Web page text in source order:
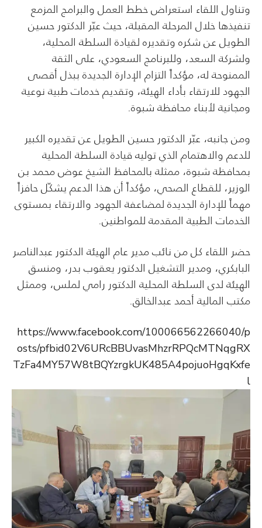
وتناول اللقاء استعراض خطط العمل والبرامج المزمع
تنفيذها خلال المرحلة المقبلة، حيث عبّر الدكتور حسين
الطويل عن شكره وتقديره لقيادة السلطة المحلية،
ولشركة السعد، وللبرنامج السعودي، على الثقة
الممنوحة له، مؤكداً التزام الإدارة الجديدة ببذل أقصى
الجهود للارتقاء بأداء الهيئة، وتقديم خدمات طبية نوعية
ومجانية لأبناء محافظة شبوة.
ومن جانبه، عبّر الدكتور حسين الطويل عن تقديره الكبير
للدعم والاهتمام الذي توليه قيادة السلطة المحلية
بمحافظة شبوة، ممثلة بالمحافظ الشيخ عوض محمد بن
الوزير، للقطاع الصحي، مؤكداً أن هذا الدعم يشكّل حافزاً
مهماً للإدارة الجديدة لمضاعفة الجهود والارتقاء بمستوى
الخدمات الطبية المقدمة للمواطنين.
حضر اللقاء كل من نائب مدير عام الهيئة الدكتور عبدالناصر
البابكري، ومدير التشغيل الدكتور يعقوب بدر، ومنسق
الهيئة لدى السلطة المحلية الدكتور رامي لملس، وممثل
مكتب المالية أحمد عبدالخالق.
https://www.facebook.com/100066562266040/p
osts/pfbid02V6URcBBUvasMhzrRPQcMTNqgRX
TzFa4MY57W8tBQYzrgkUK485A4pojuoHgqKxfe
l